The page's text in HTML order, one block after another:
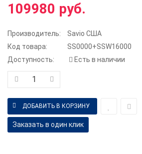
109980 руб.
Производитель:
Savio США
Код товара:
SS0000+SSW16000
Доступность:
Есть в наличии
Заказать в один клик